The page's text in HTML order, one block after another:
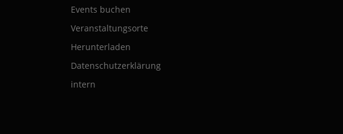
Events buchen
Veranstaltungsorte
Herunterladen
Datenschutzerklärung
intern